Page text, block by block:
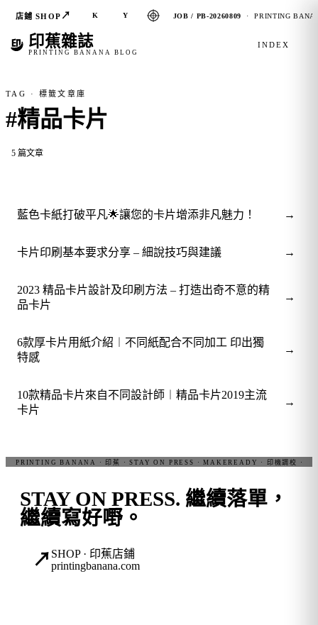
店鋪 SHOP ↗ K Y JOB / PB-20260809 · PRINTING
印蕉雜誌
PRINTING BANANA BLOG
INDEX
TAG · 標籤文章庫
#精品卡片
5 篇文章
藍色卡紙打破平凡🌟讓您的卡片增添非凡魅力！ →
卡片印刷基本要求分享 – 細說技巧與建議 →
2023 精品卡片設計及印刷方法 – 打造出奇不意的精
品卡片
→
6款厚卡片用紙介紹︱不同紙配合不同加工 印出獨
特感
→
10款精品卡片來自不同設計師︱精品卡片2019主流
卡片
→
STAY ON PRESS. 繼續落單，
繼續寫好嘢。
↗ SHOP · 印蕉店鋪
printingbanana.com